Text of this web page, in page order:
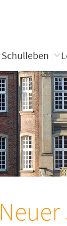
Schulleben